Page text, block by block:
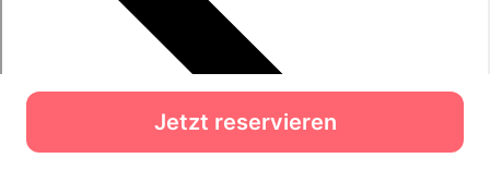
Jetzt reservieren